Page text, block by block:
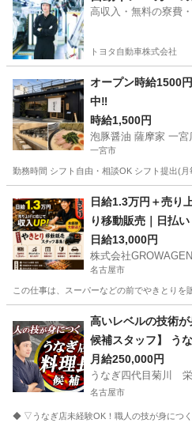
高収入・無料の寮費
トヨタ自動車株式会社
オープン時給1500
中‼️
時給1,500円
泡豚醤油 薩摩家 一宮
一宮市
勤務時間 シフト自由・相談OK シフト提出(
その他 夏休み
日給1.3万円＋売り
り移動販売｜日払
日給13,000円
株式会社
名古屋市
この仕事は、スーパーなどの前でやきとり
その他 移動販売
高いレベルの技術
候補スタッフ】 う
スタッフ
月給250,000円
うなぎ四代目菊川
名古屋市
◆ ▽うなぎ店未経験OK！職人の技が身につ